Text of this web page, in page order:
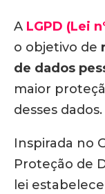
A LGPD (Lei
o objetivo de
de dados
maior
desses dados.
Inspirada no
Proteção de
lei